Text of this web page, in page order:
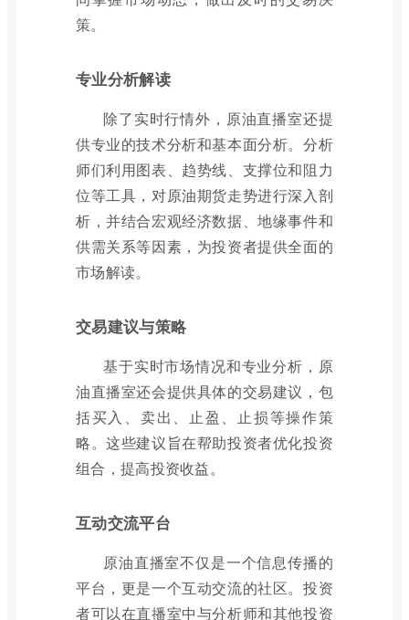
策。
专业分析解读
除了实时行情外，原油直播室还提
供专业的技术分析和基本面分析。分析
师们利用图表、趋势线、支撑位和阻力
位等工具，对原油期货走势进行深入剖
析，并结合宏观经济数据、地缘事件和
供需关系等因素，为投资者提供全面的
市场解读。
交易建议与策略
基于实时市场情况和专业分析，原
油直播室还会提供具体的交易建议，包
括买入、卖出、止盈、止损等操作策
略。这些建议旨在帮助投资者优化投资
组合，提高投资收益。
互动交流平台
原油直播室不仅是一个信息传播的
平台，更是一个互动交流的社区。投资
者可以在直播室中与分析师和其他投资